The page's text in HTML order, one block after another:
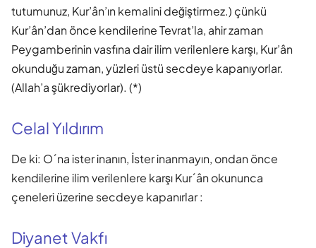
tutumunuz, Kur’ân’ın kemalini değiştirmez.) çünkü
Kur’ân’dan önce kendilerine Tevrat’la, ahir zaman
Peygamberinin vasfına dair ilim verilenlere karşı, Kur’ân
okunduğu zaman, yüzleri üstü secdeye kapanıyorlar.
(Allah’a şükrediyorlar). (*)
Celal Yıldırım
De ki: O´na ister inanın, İster inanmayın, ondan önce
kendilerine ilim verilenlere karşı Kur´ân okununca
çeneleri üzerine secdeye kapanırlar :
Diyanet Vakfı